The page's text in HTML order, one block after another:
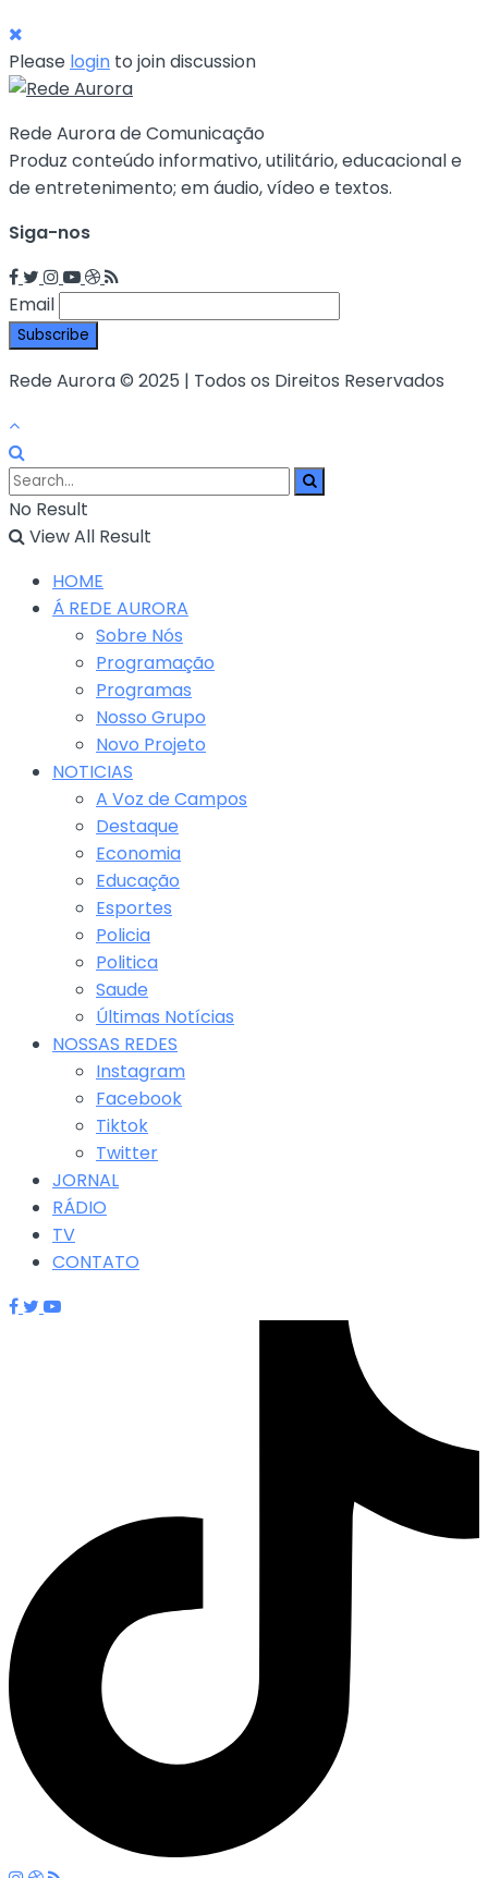
Please login to join discussion
Rede Aurora de Comunicação
Produz conteúdo informativo, utilitário, educacional e
de entretenimento; em áudio, vídeo e textos.
Siga-nos
Email
Rede Aurora © 2025 | Todos os Direitos Reservados
No Result
View All Result
HOME
Á REDE AURORA
Sobre Nós
Programação
Programas
Nosso Grupo
Novo Projeto
NOTICIAS
A Voz de Campos
Destaque
Economia
Educação
Esportes
Policia
Politica
Saude
Últimas Notícias
NOSSAS REDES
Instagram
Facebook
Tiktok
Twitter
JORNAL
RÁDIO
TV
CONTATO